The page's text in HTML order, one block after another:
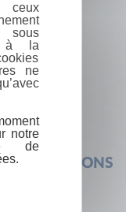
QUESTIONS
à la
ne
notre
de